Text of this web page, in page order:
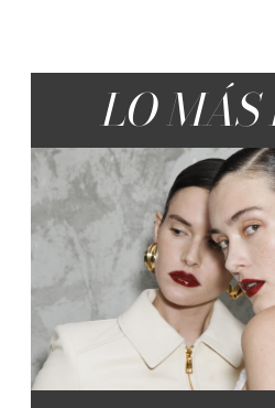
LO MÁS